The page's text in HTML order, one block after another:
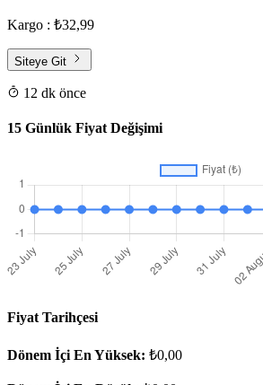
Kargo : ₺32,99
Siteye Git
12 dk önce
15 Günlük Fiyat Değişimi
Fiyat Tarihçesi
Dönem İçi En Yüksek: ₺0,00